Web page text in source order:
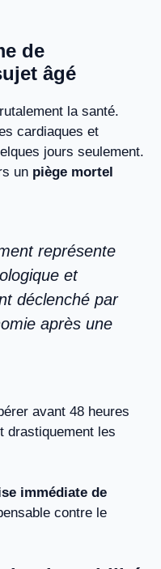
de
âgé
la santé.
cardiaques et
jours seulement.
un piège mortel
représente
et
déclenché par
après une
avant 48 heures
drastiquement les
immédiate de
contre le